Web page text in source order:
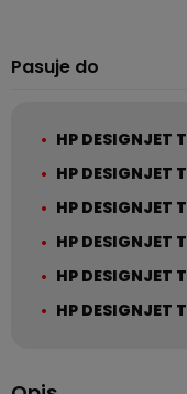
Pasuje do
HP DESIGNJET
HP DESIGNJET
HP DESIGNJET
HP DESIGNJET
HP DESIGNJET
HP DESIGNJET